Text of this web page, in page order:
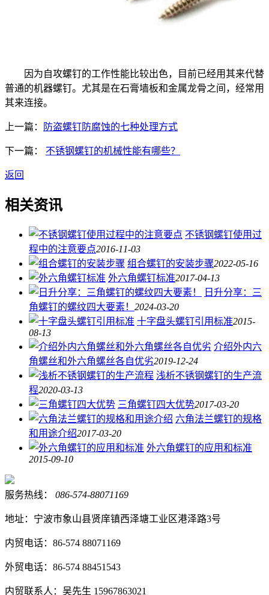
因为自攻螺钉的工作性能比较出色，目前已经用其来代替
普通的机器螺钉。尤其是在石膏墙板和金属龙骨之间，经常用
其来连接。
上一篇： 防盗螺钉防腐蚀的七种处理方式
下一篇： 不锈钢螺钉的机械性能有哪些？
返回
相关资讯
不锈钢螺钉使用过
程中的注意要点2016-11-03
组合螺钉的安装步骤2022-05-16
外六角螺钉标准2017-04-13
日升分享：三
角螺钉的螺纹四大要素！ 2024-03-20
十字盘头螺钉引用标准2015-
08-13
介绍外内六
角螺丝和外六角螺丝各自优劣2019-12-24
浅析不锈钢螺钉的生产流
程2020-03-13
三角螺钉四大优势2017-03-20
六角法兰螺钉的规格
和用途介绍2017-03-20
外六角螺钉的应用和标准
2015-09-10
服务热线： 086-574-88071169
地址：宁波市象山县贤庠镇西泽塘工业区港泽路3号
内贸电话：86-574 88071169
外贸电话：86-574 88451543
内贸联系人：吴先生 15967863021